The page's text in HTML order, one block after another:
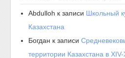
Abdulloh к записи Школьный
Казахстана
Богдан к записи
территории Казахстана в